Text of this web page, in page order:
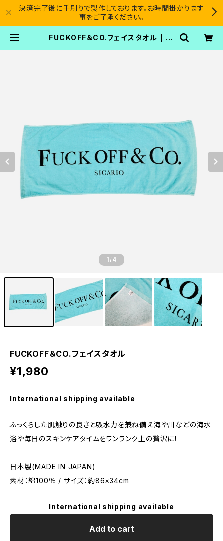
決済完了後に手刷りで製作しております。お時間掛かります
事をご了承ください。
FUCKOFF＆CO.フェイスタオル | SI
1/4
FUCKOFF＆CO.フェイスタオル
¥1,980
International shipping available
ふっくらした肌触りの良さと吸水力を兼ね備え海や川などの海水
浴や毎日のスキンケアタイムをワンランク上の贅沢に！
日本製(MADE IN JAPAN)
素材：綿100％ / サイズ：約86×34cm
International shipping available
Add to cart